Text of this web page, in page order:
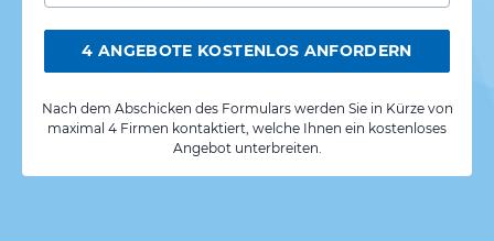
4 ANGEBOTE KOSTENLOS ANFORDERN
Nach dem Abschicken des Formulars werden Sie in Kürze von
maximal 4 Firmen kontaktiert, welche Ihnen ein kostenloses
Angebot unterbreiten.